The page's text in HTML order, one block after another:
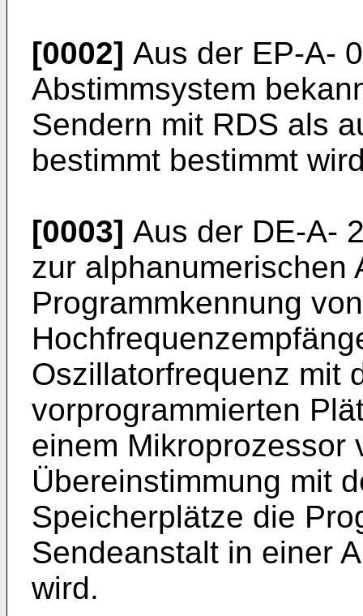
[0002] Aus der EP-A-
Abstimmsystem
Sendern mit RDS als
bestimmt bestimmt
[0003] Aus der DE-A-
zur alphanumerischen
Programmkennung
Oszillatorfrequenz mit
vorprogrammierten
einem Mikroprozessor
Übereinstimmung mit
Speicherplätze die
Sendeanstalt in einer
wird.